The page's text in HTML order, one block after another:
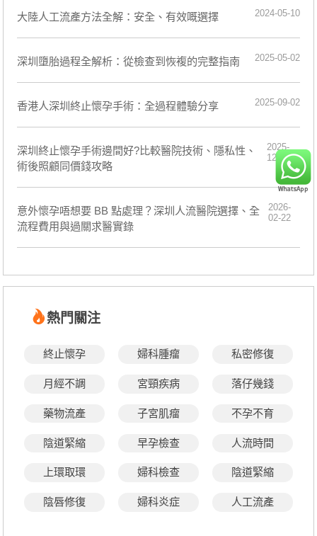
大陸人工流產方法全解：安全、有效嘅選擇 2024-05-10
深圳墮胎過程全解析：從檢查到恢複的完整指南 2025-05-02
香港人深圳終止懷孕手術：全過程體驗分享 2025-09-02
深圳終止懷孕手術邊間好?比較醫院技術、隱私性、
術後照顧同價錢攻略
2025-
12-29
意外懷孕唔想要 BB 點處理？深圳人流醫院選擇、全
流程費用與過關求醫實錄
2026-
02-22
熱門關注
終止懷孕 婦科腫瘤 私密修復
月經不調 宮頸疾病 落仔幾錢
藥物流產 子宮肌瘤 不孕不育
陰道緊縮 早孕檢查 人流時間
上環取環 婦科檢查 陰道緊縮
陰唇修復 婦科炎症 人工流產